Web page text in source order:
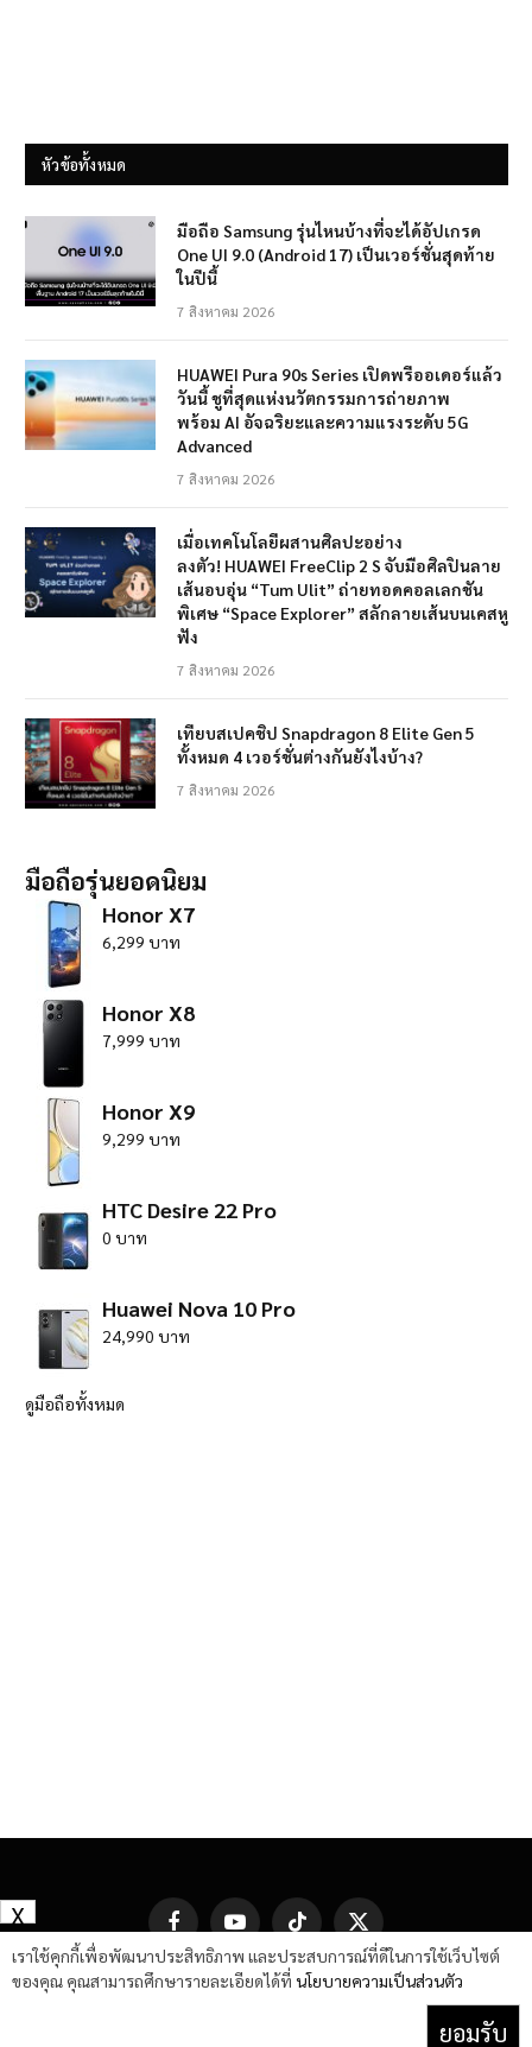
หัวข้อทั้งหมด
มือถือ Samsung รุ่นไหนบ้างที่จะได้อัปเกรด
One UI 9.0 (Android 17) เป็นเวอร์ชั่นสุดท้าย
ในปีนี้
7 สิงหาคม 2026
HUAWEI Pura 90s Series เปิดพรีออเดอร์แล้ว
วันนี้ ชูที่สุดแห่งนวัตกรรมการถ่ายภาพ
พร้อม AI อัจฉริยะและความแรงระดับ 5G
Advanced
7 สิงหาคม 2026
เมื่อเทคโนโลยีผสานศิลปะอย่าง
ลงตัว! HUAWEI FreeClip 2 S จับมือศิลปินลาย
เส้นอบอุ่น “Tum Ulit” ถ่ายทอดคอลเลกชัน
พิเศษ “Space Explorer” สลักลายเส้นบนเคสหู
ฟัง
7 สิงหาคม 2026
เทียบสเปคชิป Snapdragon 8 Elite Gen 5
ทั้งหมด 4 เวอร์ชั่นต่างกันยังไงบ้าง?
7 สิงหาคม 2026
มือถือรุ่นยอดนิยม
Honor X7
6,299 บาท
Honor X8
7,999 บาท
Honor X9
9,299 บาท
HTC Desire 22 Pro
0 บาท
Huawei Nova 10 Pro
24,990 บาท
ดูมือถือทั้งหมด
FacebookYouTube TikTok
X
(Twitter)
เราใช้คุกกี้เพื่อพัฒนาประสิทธิภาพ และประสบการณ์ที่ดีในการใช้เว็บไซต์
ของคุณ คุณสามารถศึกษารายละเอียดได้ที่ นโยบายความเป็นส่วนตัว
ยอมรับ
X